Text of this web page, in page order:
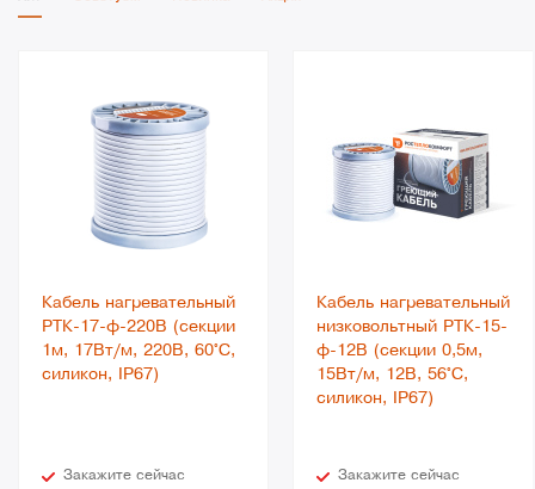
Кабель нагревательный
РТК-17-ф-220В (секции
1м, 17Вт/м, 220В, 60°С,
силикон, IP67)
Закажите сейчас
Кабель нагревательный
низковольтный РТК-15-
ф-12В (секции 0,5м,
15Вт/м, 12В, 56°С,
силикон, IP67)
Закажите сейчас